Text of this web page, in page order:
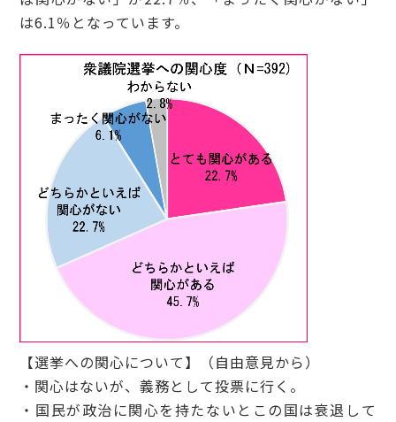
は6.1％となっています。
【選挙への関心について】（自由意見から）
・関心はないが、義務として投票に行く。
・国民が政治に関心を持たないとこの国は衰退して